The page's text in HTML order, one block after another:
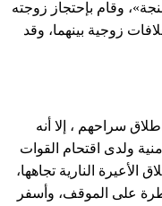
وقام بإحتجاز زوجته
زوجية بينهما، وقد
سراحهم ، إلا أنه
ولدى اقتحام القوات
الأعيرة النارية تجاهها،
على الموقف، وأسفر